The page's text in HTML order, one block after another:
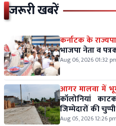
जरूरी खबरें
कर्नाटक के
भाजपा नेता व
Aug 06, 2026 01:32
आगर मालवा में
कॉलोनियां
जिम्मेदारों की
Aug 05, 2026 12:26